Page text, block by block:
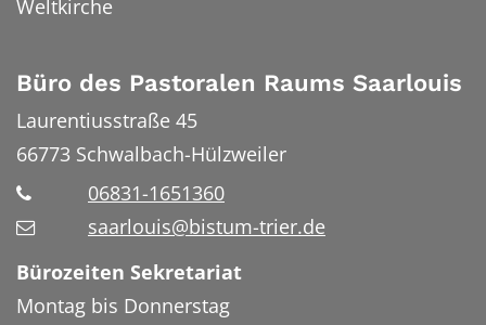
Weltkirche
Büro des Pastoralen Raums Saarlouis
Laurentiusstraße 45
66773 Schwalbach-Hülzweiler
06831-1651360
saarlouis@bistum-trier.de
Bürozeiten Sekretariat
Montag bis Donnerstag